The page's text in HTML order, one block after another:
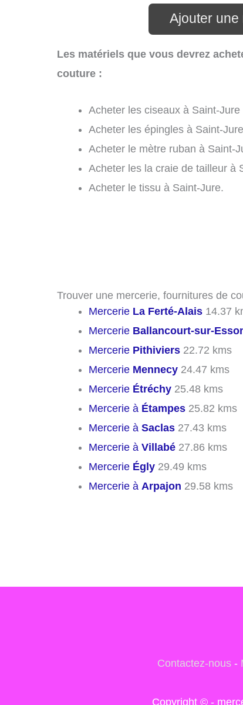
Ajouter
Les matériels que vous devrez
couture :
Acheter les ciseaux à Saint-Jure
Acheter les épingles à Saint-
Acheter le mètre ruban à Saint-
Acheter les la craie de tailleur à
Acheter le tissu à Saint-Jure.
Trouver une mercerie, fournitures de
Mercerie La Ferté-Alais 14.37
Mercerie Ballancourt-sur-
Mercerie Pithiviers 22.72 kms
Mercerie Mennecy 24.47 kms
Mercerie Étréchy 25.48 kms
Mercerie à Étampes 25.82 kms
Mercerie à Saclas 27.43 kms
Mercerie à Villabé 27.86 kms
Mercerie Égly 29.49 kms
Mercerie à Arpajon 29.58 kms
Contactez-nous-
Copyright © -